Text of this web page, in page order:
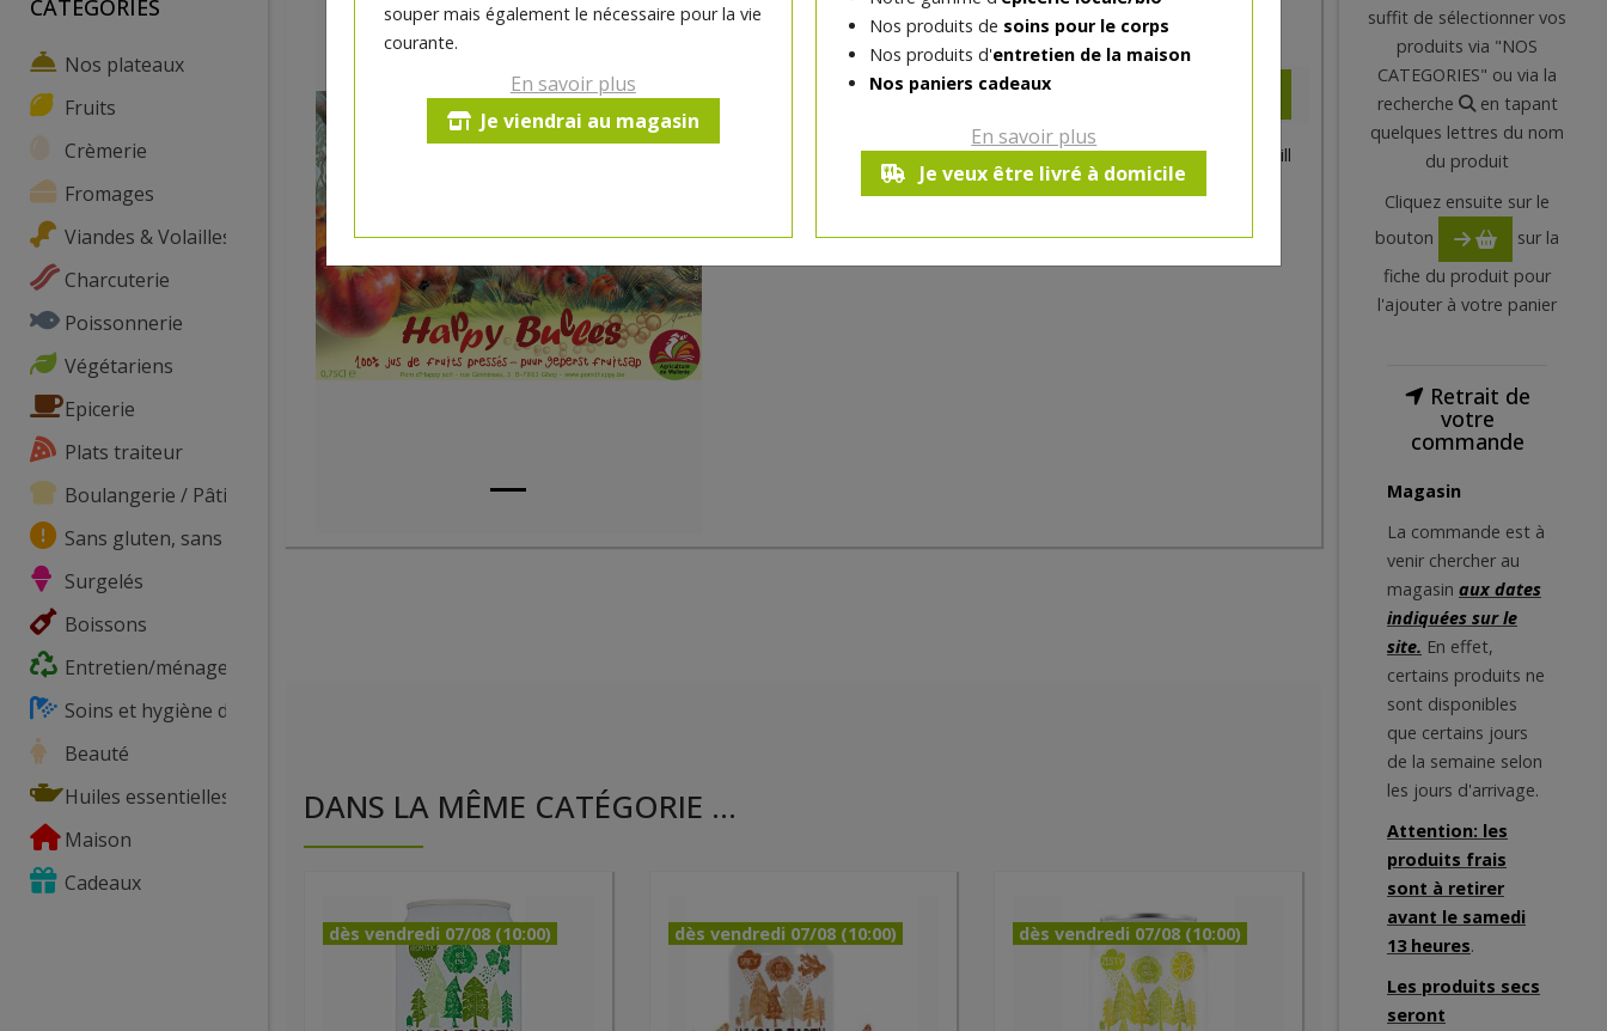
CATEGORIES
Nos plateaux
Fruits
Crèmerie
Fromages
Viandes & Volailles
Charcuterie
Poissonnerie
Végétariens
Epicerie
Plats traiteur
Boulangerie / Pâtisserie
Sans gluten, sans lactose, ...
Surgelés
Boissons
Entretien/ménage
Soins et hygiène du corps
Beauté
Huiles essentielles
Maison
Cadeaux
souper mais également le nécessaire pour la vie
courante.
En savoir plus
Je viendrai au magasin
Nos produits de soins pour le corps
Nos produits d'entretien de la maison
Nos paniers cadeaux
En savoir plus
Je veux être livré à domicile
1 pc +
Réception souhaitée le
**3.28€/pc +0.2€ consigne pétill
DANS LA MÊME CATÉGORIE ...
dès vendredi 07/08 (10:00) dès vendredi 07/08 (10:00) dès vendredi 07/08 (10:00)
suffit de sélectionner vos
produits via "NOS
CATEGORIES" ou via la
recherche
en tapant
quelques lettres du nom
du produit
Cliquez ensuite sur le
bouton
sur la
fiche du produit pour
l'ajouter à votre panier
Retrait de
votre
commande
Magasin
La commande est à
venir chercher au
magasin aux dates
indiquées sur le
site. En effet,
certains produits ne
sont disponibles
que certains jours
de la semaine selon
les jours d'arrivage.
Attention: les
produits frais
sont à retirer
avant le samedi
13 heures.
Les produits secs
seront